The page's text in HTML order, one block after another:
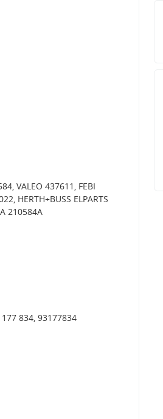
VALEO 437611, FEBI
HERTH+BUSS ELPARTS
210584A
834, 93177834